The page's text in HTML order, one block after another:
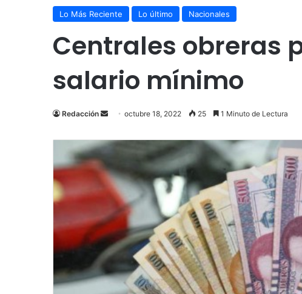
Lo Más Reciente Lo último Nacionales
Centrales obreras
salario mínimo
Redacción
Send
email
octubre 18, 2022 25 1 Minuto de Lectura